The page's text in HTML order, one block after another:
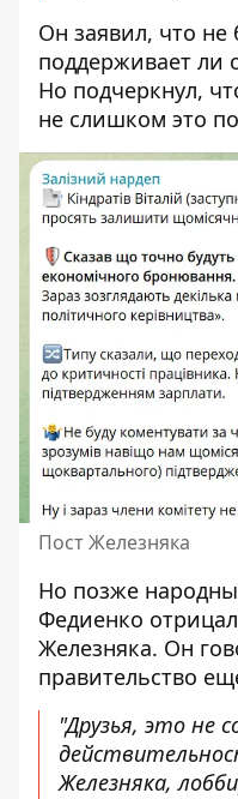
Он заявил, что не
поддерживает ли
Но подчеркнул,
не слишком это
Пост Железняка
Но позже
Федиенко
Железняка. Он
правительство
"Друзья, это не
Железняка,